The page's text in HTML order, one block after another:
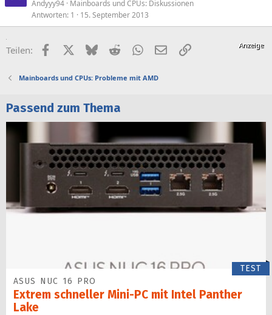
Andyyy94 Mainboards und CPUs: Diskussionen
Antworten 1 15. September 2013
Teilen: FacebookX (Twitter)
BlueskyRedditWhatsApp
E-MailLink
Mainboards und CPUs: Probleme mit AMD
Passend zum Thema
TEST
ASUS NUC 16 PRO
Extrem schneller Mini-PC mit Intel Panther
Lake